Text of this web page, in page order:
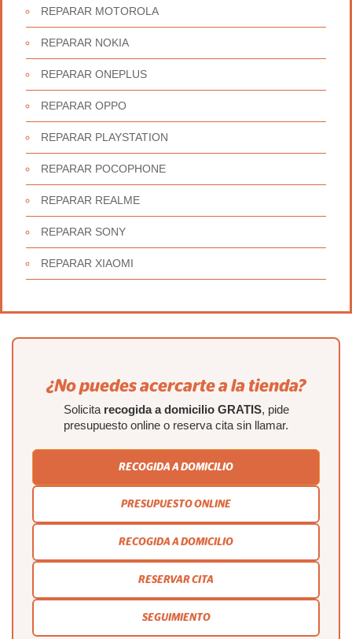
REPARAR MOTOROLA
REPARAR NOKIA
REPARAR ONEPLUS
REPARAR OPPO
REPARAR PLAYSTATION
REPARAR POCOPHONE
REPARAR REALME
REPARAR SONY
REPARAR XIAOMI
¿No puedes acercarte a la tienda?
Solicita recogida a domicilio GRATIS, pide
presupuesto online o reserva cita sin llamar.
RECOGIDA A DOMICILIO
PRESUPUESTO ONLINE
RECOGIDA A DOMICILIO
RESERVAR CITA
SEGUIMIENTO